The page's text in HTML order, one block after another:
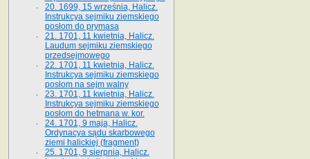
20. 1699, 15 września, Halicz.
Instrukcya sejmiku ziemskiego
posłom do prymasa
21. 1701, 11 kwietnia, Halicz.
Laudum sejmiku ziemskiego
przedsejmowego
22. 1701, 11 kwietnia, Halicz.
Instrukcya sejmiku ziemskiego
posłom na sejm walny
23. 1701, 11 kwietnia, Halicz.
Instrukcya sejmiku ziemskiego
posłom do hetmana w. kor.
24. 1701, 9 maja, Halicz.
Ordynacya sądu skarbowego
ziemi halickiej (fragment)
25. 1701, 9 sierpnia, Halicz.